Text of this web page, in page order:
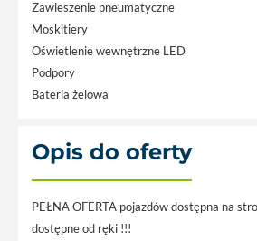
Zawieszenie pneumatyczne
Moskitiery
Oświetlenie wewnętrzne LED
Podpory
Bateria żelowa
Opis do oferty
PEŁNA OFERTA pojazdów dostępna na
dostępne od ręki !!!